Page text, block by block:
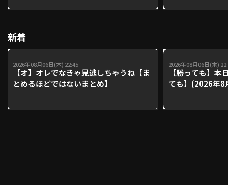
新着
2026年08月06日(木) 22:45
【オ】オレでなきゃ見逃しちゃうね【ま
とめるほどではないまとめ】
2026年08月06日(木)
【勝っても】本
ても】(2026年8